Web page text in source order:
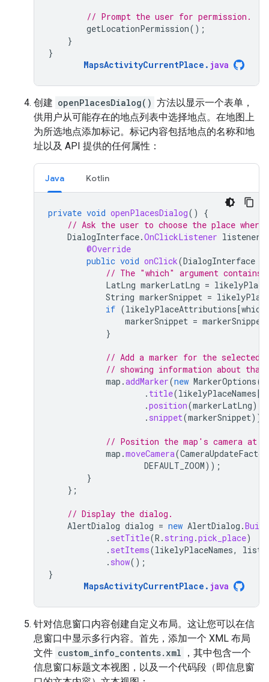
// Prompt the user for permission.
getLocationPermission();
}
}
MapsActivityCurrentPlace . java
创建 openPlacesDialog() 方法以显示一个表单，
供用户从可能存在的地点列表中选择地点。在地图上
为所选地点添加标记。标记内容包括地点的名称和地
址以及 API 提供的任何属性：
Java Kotlin
private void openPlacesDialog()
{
// Ask the user to choose the place where
DialogInterface.OnClickListener listener
@Override
public void onClick(DialogInterface
// The "which" argument
LatLng markerLatLng =
String markerSnippet =
if (likelyPlaceAttributions[which
markerSnippet = markerSnippet
}
// Add a marker for the selected
// showing information about that
map .addMarker(new MarkerOptions()
. title(likelyPlaceNames[
.position(markerLatLng)
. snippet(markerSnippet));
// Position the map's camera at
map .moveCamera(
DEFAULT_ZOOM));
}
};
// Display the dialog.
AlertDialog dialog = new AlertDialog .
. setTitle(R . string .pick_place)
. setItems(likelyPlaceNames,
. show();
}
MapsActivityCurrentPlace . java
针对信息窗口内容创建自定义布局。这让您可以在信
息窗口中显示多行内容。首先，添加一个 XML 布局
文件 custom_info_contents.xml
，其中包含一个
信息窗口标题文本视图，以及一个代码段（即信息窗